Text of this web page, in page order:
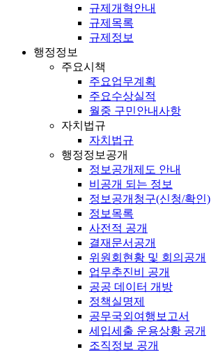
규제개혁안내
규제목록
규제정보
행정정보
주요시책
주요업무계획
주요수상실적
월중 구민안내사항
자치법규
자치법규
행정정보공개
정보공개제도 안내
비공개 되는 정보
정보공개청구(신청/확인)
정보목록
사전적 공개
결재문서공개
위원회현황 및 회의공개
업무추진비 공개
공공 데이터 개방
정책실명제
공무국외여행보고서
세입세출 운용상황 공개
조직정보 공개